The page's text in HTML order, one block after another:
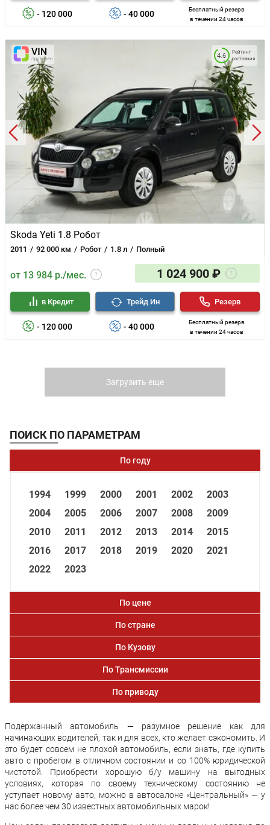
- 120 000 - 40 000
Бесплатный резерв
в течении 24 часов
Skoda Yeti 1.8 Робот
2011 92 000 км Робот 1.8 л Полный
Рейтинг
состояния
4.6
от 13 984 р./мес. 1 024 900 ₽
- 120 000
в Кредит
- 40 000
Трейд Ин
Бесплатный резерв
в течении 24 часов
Резерв
Загрузить еще
ПОИСК ПО ПАРАМЕТРАМ
По году
1994 1999 2000 2001 2002
2003
2004
2005 2006 2007 2008
2009
2010
2011 2012 2013 2014
2015
2016
2017 2018 2019 2020
2021
2022
2023
По цене
По стране
По Кузову
По Трансмиссии
По приводу
Подержанный автомобиль — разумное решение как для
начинающих водителей, так и для всех, кто желает сэкономить. И
это будет совсем не плохой автомобиль, если знать, где купить
авто с пробегом в отличном состоянии и со 100% юридической
чистотой. Приобрести хорошую б/у машину на выгодных
условиях, которая по своему техническому состоянию не
уступает новому авто, можно в автосалоне «Центральный» — у
нас более чем 30 известных автомобильных марок!